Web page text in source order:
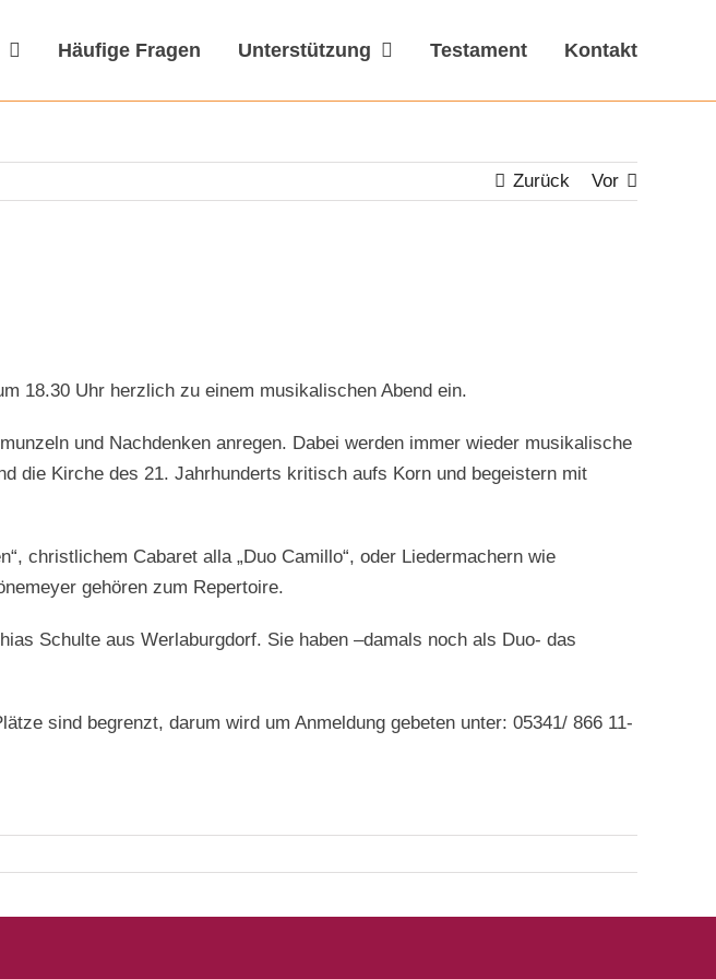
Häufige Fragen Unterstützung Testament Kontakt
Zurück Vor
18.30 Uhr herzlich zu einem musikalischen Abend ein.
und Nachdenken anregen. Dabei werden immer wieder musikalische
die Kirche des 21. Jahrhunderts kritisch aufs Korn und begeistern mit
christlichem Cabaret alla „Duo Camillo“, oder Liedermachern wie
gehören zum Repertoire.
Schulte aus Werlaburgdorf. Sie haben –damals noch als Duo- das
sind begrenzt, darum wird um Anmeldung gebeten unter: 05341/ 866 11-